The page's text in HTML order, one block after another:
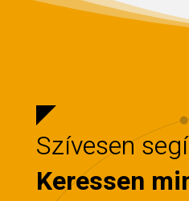
Szívesen
Keressen